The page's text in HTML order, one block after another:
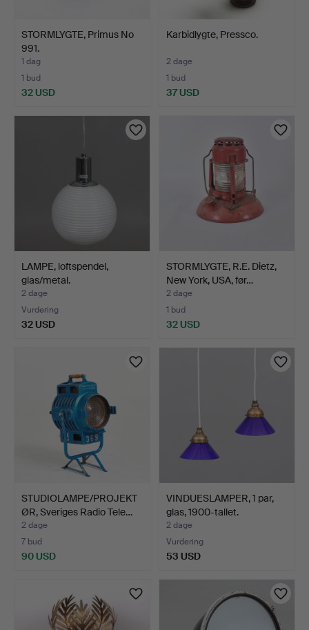
STORMLYGTE, Primus No
991.
1 dag
1 bud
32 USD
Karbidlygte, Pressco.
2 dage
1 bud
37 USD
LAMPE, loftspendel,
glas/metal.
2 dage
Vurdering
32 USD
STORMLYGTE, R.E. Dietz,
New York, USA, før…
2 dage
1 bud
32 USD
STUDIOLAMPE/PROJEKT
ØR, Sveriges Radio Tele…
2 dage
7 bud
90 USD
VINDUESLAMPER, 1 par,
glas, 1900-tallet.
2 dage
Vurdering
53 USD